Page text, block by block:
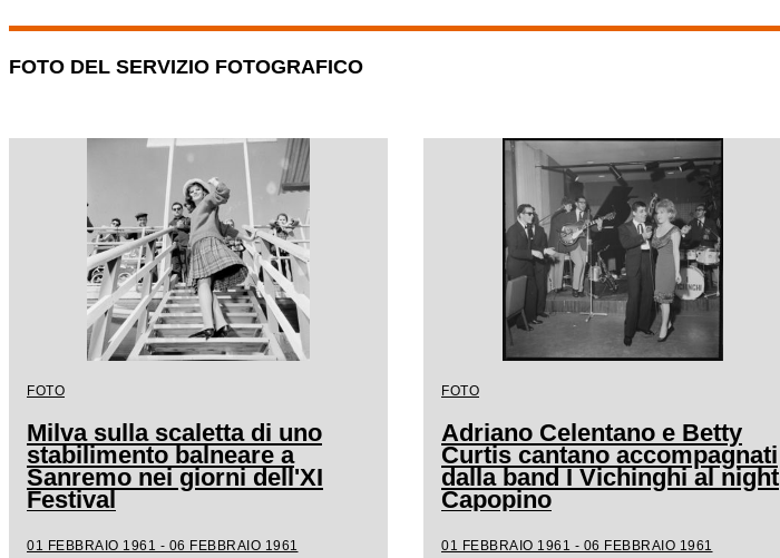
FOTO DEL SERVIZIO FOTOGRAFICO
FOTO
Milva sulla scaletta di uno
stabilimento balneare a
Sanremo nei giorni dell'XI
Festival
01 FEBBRAIO 1961 - 06 FEBBRAIO 1961
FOTO
Adriano Celentano e Betty
Curtis cantano accompagnati
dalla band I Vichinghi al night
Capopino
01 FEBBRAIO 1961 - 06 FEBBRAIO 1961